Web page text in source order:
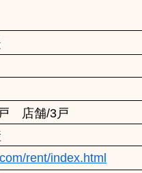
店舗/3戸
rent/index.html